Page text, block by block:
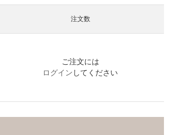
注文数
ご注文には
ログイン してください